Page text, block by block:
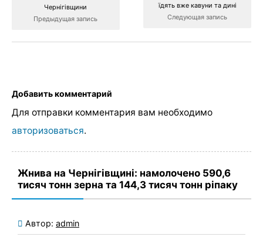
Чернігівщини
Предыдущая запись
їдять вже кавуни та дині
Следующая запись
Добавить комментарий
Для отправки комментария вам необходимо
авторизоваться.
Жнива на Чернігівщині: намолочено 590,6
тисяч тонн зерна та 144,3 тисяч тонн ріпаку
Автор: admin